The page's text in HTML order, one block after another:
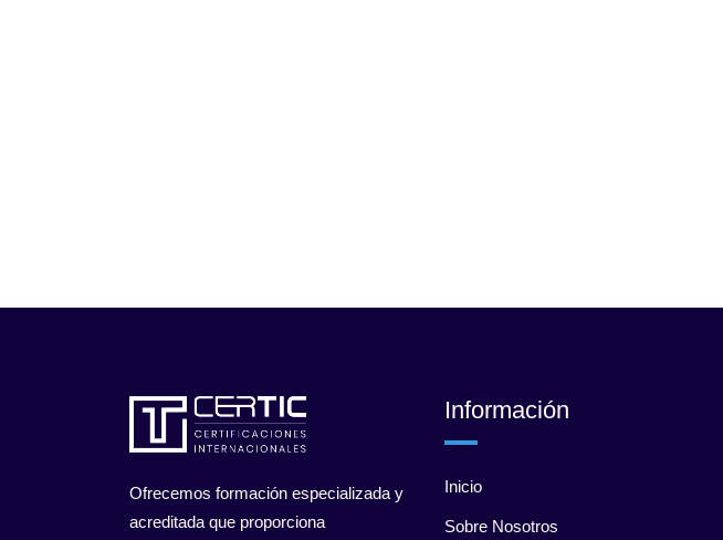
Ofrecemos formación especializada y
acreditada que proporciona
Información
Inicio
Sobre Nosotros